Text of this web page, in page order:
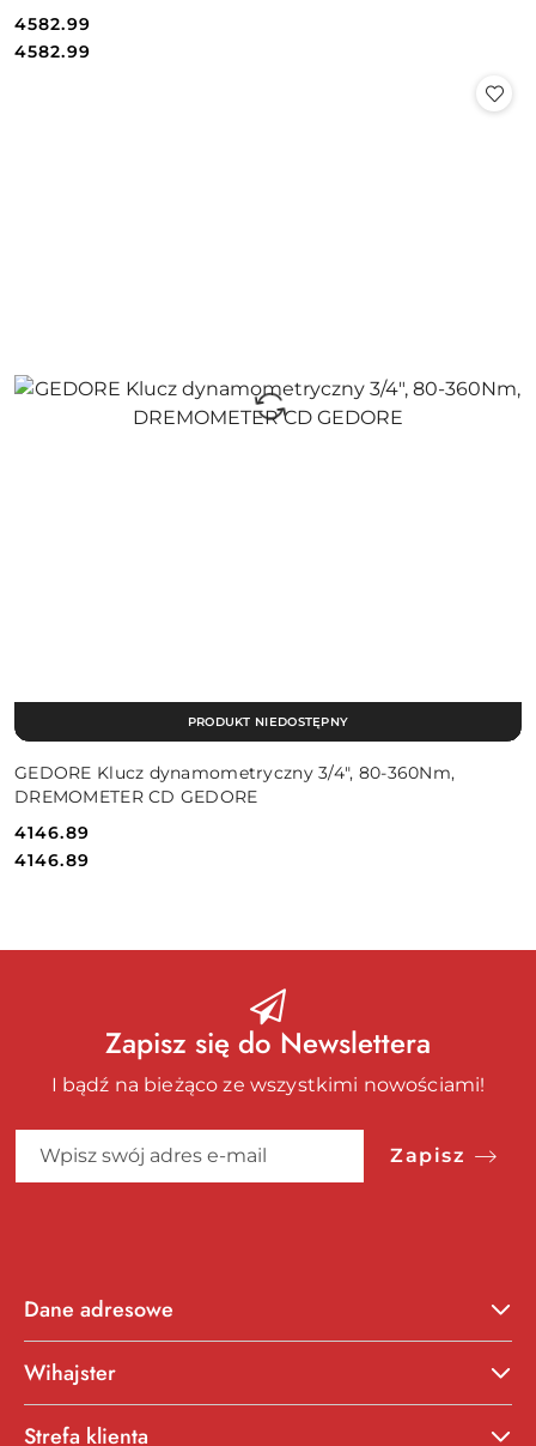
Cena:
4582.99
Cena:
4582.99
GEDORE Klucz dynamometryczny 3/4", 80-360Nm,
DREMOMETER CD GEDORE
Cena:
4146.89
Cena:
4146.89
PRODUKT NIEDOSTĘPNY
Zapisz się do Newslettera
I bądź na bieżąco ze wszystkimi nowościami!
Zapisz
Dane adresowe
Wihajster
Strefa klienta